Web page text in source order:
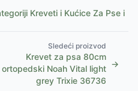
Kreveti i Kućice Za Pse i
Sledeći proizvod
Krevet za psa 80cm
ortopedski Noah Vital light
grey Trixie 36736
→